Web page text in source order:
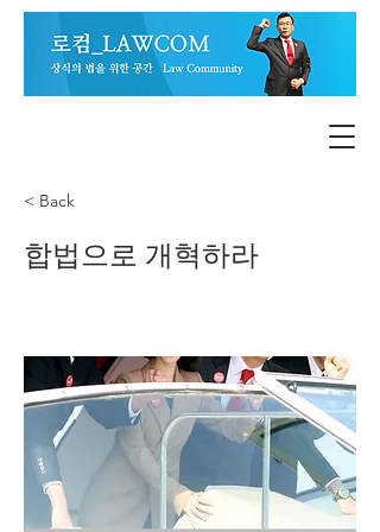
< Back
합법으로 개혁하라